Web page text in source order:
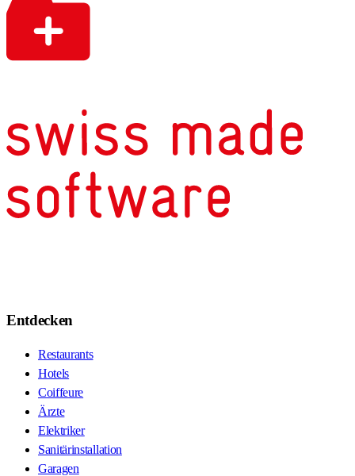
Entdecken
Restaurants
Hotels
Coiffeure
Ärzte
Elektriker
Sanitärinstallation
Garagen